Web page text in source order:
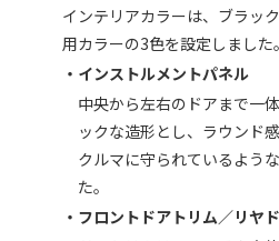
インテリアカラーは、ブラッ
用カラーの3色を設定しました。
・インストルメントパネル
中央から左右のドアまで一
ックな造形とし、ラウンド
クルマに守られているよう
た。
・フロントドアトリム／リヤ